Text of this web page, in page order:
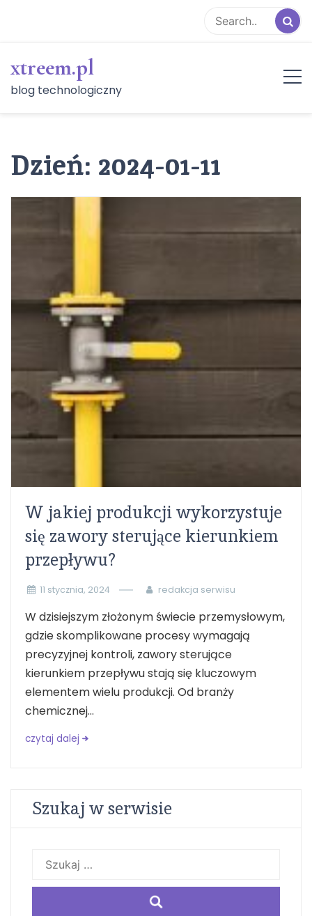
content
xtreem.pl
blog technologiczny
Dzień: 2024-01-11
W jakiej produkcji wykorzystuje
się zawory sterujące kierunkiem
przepływu?
11 stycznia, 2024 redakcja serwisu
W dzisiejszym złożonym świecie przemysłowym,
gdzie skomplikowane procesy wymagają
precyzyjnej kontroli, zawory sterujące
kierunkiem przepływu stają się kluczowym
elementem wielu produkcji. Od branży
chemicznej...
czytaj dalej
Szukaj w serwisie
Szukaj: